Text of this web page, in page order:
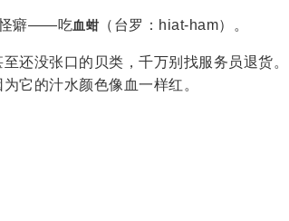
怪癖——吃血蚶（台罗：hiat-ham）。
还没张口的贝类，千万别找服务员退货。
它的汁水颜色像血一样红。